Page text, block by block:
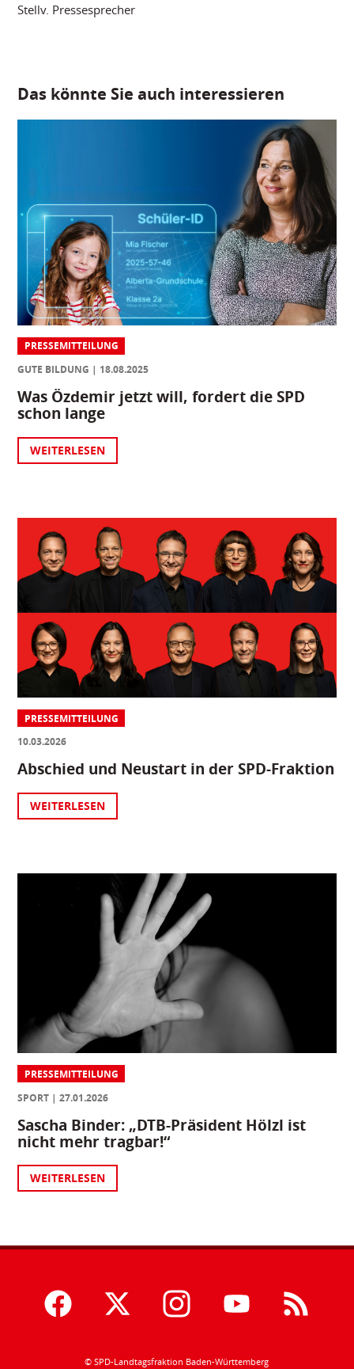
Stellv. Pressesprecher
Das könnte Sie auch interessieren
PRESSEMITTEILUNG
GUTE BILDUNG
18.08.2025
Was Özdemir jetzt will, fordert die SPD
schon lange
WEITERLESEN
PRESSEMITTEILUNG
10.03.2026
Abschied und Neustart in der SPD-Fraktion
WEITERLESEN
PRESSEMITTEILUNG
SPORT
27.01.2026
Sascha Binder: „DTB-Präsident Hölzl ist
nicht mehr tragbar!“
WEITERLESEN
© SPD-Landtagsfraktion Baden-Württemberg